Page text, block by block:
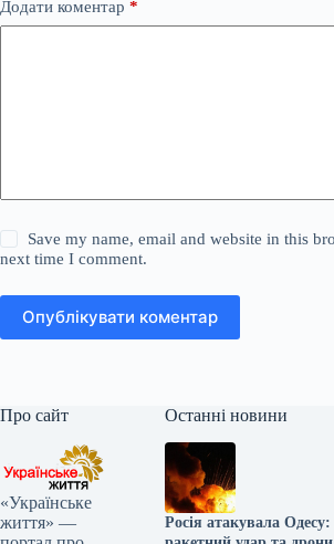
Додати коментар *
Save my name, email and website in this
next time I comment.
Опублікувати коментар
Про сайт
«Українське
життя» —
Останні новини
Росія атакувала Одесу: